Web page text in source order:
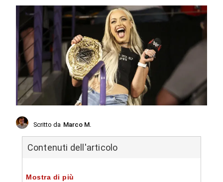
Scritto da Marco M.
Contenuti dell'articolo
Mostra di più